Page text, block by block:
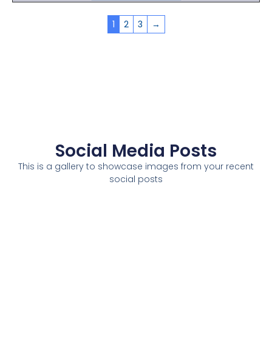
1 2 3 →
Social Media Posts
This is a gallery to showcase images from your recent
social posts